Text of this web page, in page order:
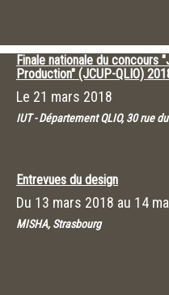
Finale nationale du concours
Production" (JCUP-QLIO)
Le 21 mars 2018
IUT - Département QLIO, 30 rue
Entrevues du design
Du 13 mars 2018 au 14
MISHA, Strasbourg